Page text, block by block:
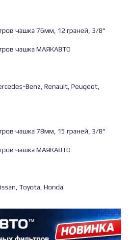
чашка 76мм, 12 граней, 3/8"
чашка МАЯКАВТО
Benz, Renault, Peugeot,
чашка 78мм, 15 граней, 3/8"
чашка МАЯКАВТО
Toyota, Honda.